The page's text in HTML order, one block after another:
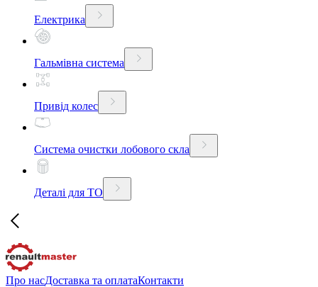
Електрика
Гальмівна система
Привід колес
Система очистки лобового скла
Деталі для ТО
Про насДоставка та оплатаКонтакти